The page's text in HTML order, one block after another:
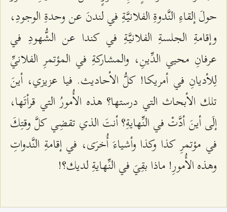
حولَ إلقاءِ النَّدوةِ الفلانیَّةِ في لندنَ عن وحدةِ الوجودِ،
وإقامةِ الجلسةِ الفلانیَّةِ في كندا عن الشُّهودِ في
عرفانِ محیي الدِّینِ، والمشاركةِ في المؤتمرِ الفلانيِّ
لِلأدیانِ في أمریكا! كلُّ الأحاديث. فيا عزیزي، أینَ
تلك الأبحاث التي درستها؟ هذه الأُمورُ التي قرأتَها،
إلَى أینَ أدَّتْ في النِّهایةِ؟ أنتَ الذي تقضِي كلَّ وقتِكَ
في مؤتمرِ كذا وكذا وأشیاءَ أُخرَى، في إقامةِ النَّدواتِ
وهذه الأُمورِ! ماذا بقِيَ في النِّهایةِ لديك؟!